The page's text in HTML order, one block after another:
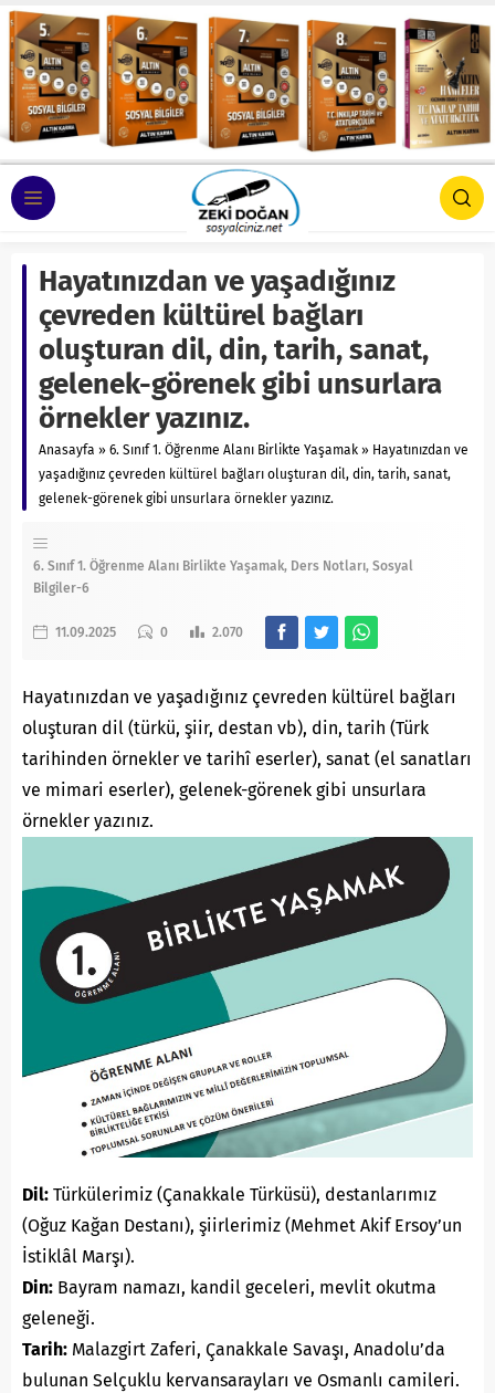
Hayatınızdan ve yaşadığınız
çevreden kültürel bağları
oluşturan dil, din, tarih, sanat,
gelenek-görenek gibi unsurlara
örnekler yazınız.
Anasayfa » 6. Sınıf 1. Öğrenme Alanı Birlikte Yaşamak » Hayatınızdan ve
yaşadığınız çevreden kültürel bağları oluşturan dil, din, tarih, sanat,
gelenek-görenek gibi unsurlara örnekler yazınız.
6. Sınıf 1. Öğrenme Alanı Birlikte Yaşamak Ders Notları Sosyal
Bilgiler-6
11.09.2025 0 2.070
Hayatınızdan ve yaşadığınız çevreden kültürel bağları
oluşturan dil (türkü, şiir, destan vb), din, tarih (Türk
tarihinden örnekler ve tarihî eserler), sanat (el sanatları
ve mimari eserler), gelenek-görenek gibi unsurlara
örnekler yazınız.
Dil: Türkülerimiz (Çanakkale Türküsü), destanlarımız
(Oğuz Kağan Destanı), şiirlerimiz (Mehmet Akif Ersoy’un
İstiklâl Marşı).
Din: Bayram namazı, kandil geceleri, mevlit okutma
geleneği.
Tarih: Malazgirt Zaferi, Çanakkale Savaşı, Anadolu’da
bulunan Selçuklu kervansarayları ve Osmanlı camileri.